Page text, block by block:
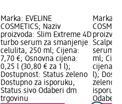
Marka: EVELINE
COSMETICS; Naziv
proizvoda: Slim Extreme 4D
turbo serum za smanjenje
celulita, 250 ml; Cijena:
7,70 €; Osnovna cijena:
0,25 l (30,80 € za 1 l);
Dostupnost: Status zeleno
Dostupno za isporuku,
Status sivo Odaberi dm
trgovinu
Marka:
Scalpel
serum
ml;
cijena:
l);
zeleno
Odaberi